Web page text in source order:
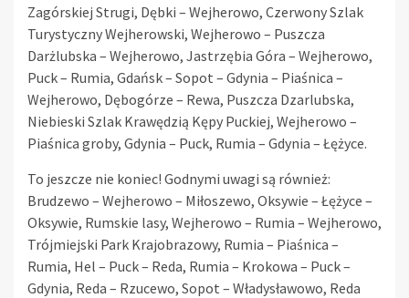
Zagórskiej Strugi, Dębki – Wejherowo, Czerwony Szlak
Turystyczny Wejherowski, Wejherowo – Puszcza
Darżlubska – Wejherowo, Jastrzębia Góra – Wejherowo,
Puck – Rumia, Gdańsk – Sopot – Gdynia – Piaśnica –
Wejherowo, Dębogórze – Rewa, Puszcza Dzarlubska,
Niebieski Szlak Krawędzią Kępy Puckiej, Wejherowo –
Piaśnica groby, Gdynia – Puck, Rumia – Gdynia – Łężyce.
To jeszcze nie koniec! Godnymi uwagi są również:
Brudzewo – Wejherowo – Miłoszewo, Oksywie – Łężyce –
Oksywie, Rumskie lasy, Wejherowo – Rumia – Wejherowo,
Trójmiejski Park Krajobrazowy, Rumia – Piaśnica –
Rumia, Hel – Puck – Reda, Rumia – Krokowa – Puck –
Gdynia, Reda – Rzucewo, Sopot – Władysławowo, Reda